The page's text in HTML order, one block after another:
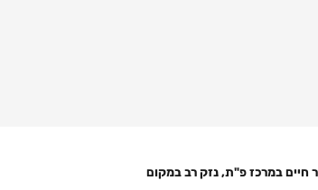
חיים במרכז פ"ת, נזק רב במקום